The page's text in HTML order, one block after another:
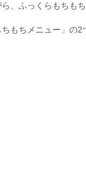
、ふっくらもちも
もちメニュー」の2